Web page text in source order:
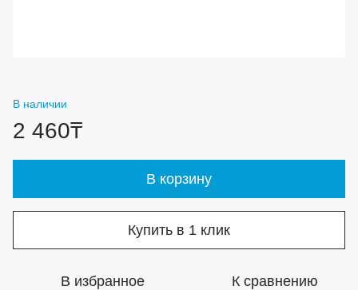
В наличии
2 460₸
В корзину
Купить в 1 клик
В избранное К сравнению